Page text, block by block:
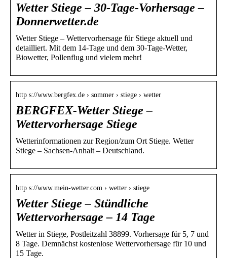
Wetter Stiege – 30-Tage-Vorhersage –
Donnerwetter.de
Wetter Stiege – Wettervorhersage für Stiege aktuell und
detailliert. Mit dem 14-Tage und dem 30-Tage-Wetter,
Biowetter, Pollenflug und vielem mehr!
http s://www.bergfex.de › sommer › stiege › wetter
BERGFEX-Wetter Stiege –
Wettervorhersage Stiege
Wetterinformationen zur Region/zum Ort Stiege. Wetter
Stiege – Sachsen-Anhalt – Deutschland.
http s://www.mein-wetter.com › wetter › stiege
Wetter Stiege – Stündliche
Wettervorhersage – 14 Tage
Wetter in Stiege, Postleitzahl 38899. Vorhersage für 5, 7 und
8 Tage. Demnächst kostenlose Wettervorhersage für 10 und
15 Tage.